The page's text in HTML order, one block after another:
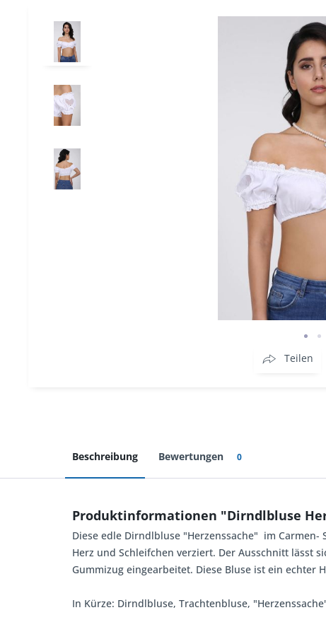
Teilen
Beschreibung Bewertungen 0
Produktinformationen "Dirndlbluse
Diese edle Dirndlbluse "Herzenssache" im
Herz und Schleifchen verziert. Der Ausschnitt lässt
Gummizug eingearbeitet. Diese Bluse ist ein
In Kürze: Dirndlbluse, Trachtenbluse,